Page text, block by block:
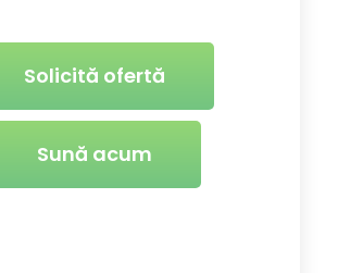
Solicită ofertă
Sună acum